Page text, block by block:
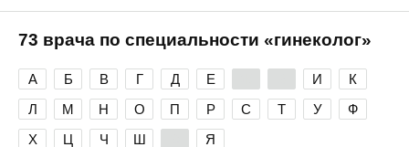
73 врача по специальности «гинеколог»
А Б В Г Д Е И
К
Л
М Н О П Р С Т У
Ф
Х
Ц Ч Ш Я